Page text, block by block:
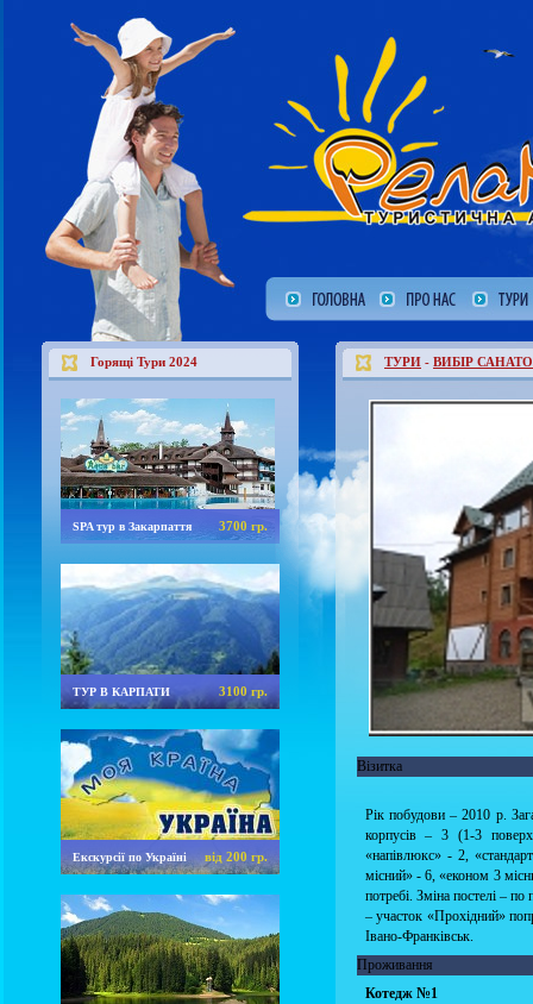
Горящі Тури 2024
SPA тур в Закарпаття 3700 гр.
ТУР В КАРПАТИ 3100 гр.
Екскурсії по Україні від 200 гр.
ТУРИ - ВИБІР
Візитка
Рік побудови – 2010 р.
корпусів – 3 (1-3
«напівлюкс» - 2,
місний» - 6, «економ 3
потребі. Зміна постелі –
– участок «Прохідний»
Івано-Франківськ.
Проживання
Котедж №1